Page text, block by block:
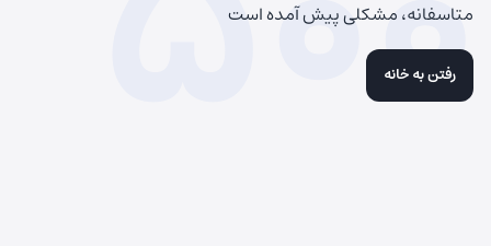
متاسفانه، مشکلی پیش آمده است
رفتن به خانه